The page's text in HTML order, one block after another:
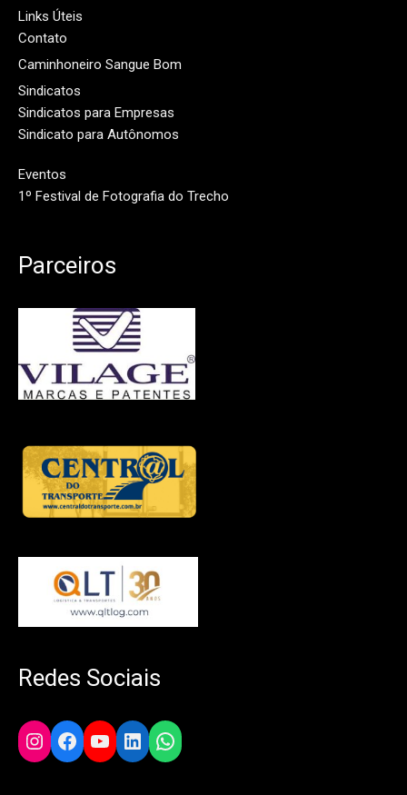
Links Úteis
Contato
Caminhoneiro Sangue Bom
Sindicatos
Sindicatos para Empresas
Sindicato para Autônomos
Eventos
1º Festival de Fotografia do Trecho
Parceiros
Redes Sociais
Instagram
Facebook
YouTube
LinkedIn
WhatsApp